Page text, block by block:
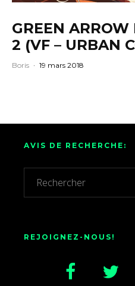
GREEN
2 (VF – URBAN
Boris · 19 mars 2018
AVIS DE RECHERCHE:
REJOIGNEZ-NOUS!